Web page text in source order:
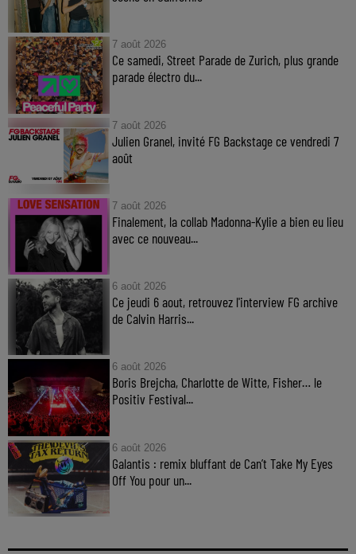
7 août 2026
Ce samedi, Street Parade de Zurich, plus grande
parade électro du...
7 août 2026
Julien Granel, invité FG Backstage ce vendredi 7
août
7 août 2026
Finalement, la collab Madonna-Kylie a bien eu lieu
avec ce nouveau...
6 août 2026
Ce jeudi 6 aout, retrouvez l'interview FG archive
de Calvin Harris...
6 août 2026
Boris Brejcha, Charlotte de Witte, Fisher… le
Positiv Festival...
6 août 2026
Galantis : remix bluffant de Can’t Take My Eyes
Off You pour un...